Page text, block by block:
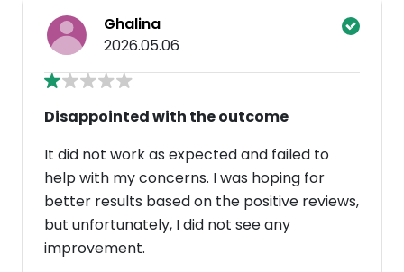
Ghalina
2026.05.06
Disappointed with the outcome
It did not work as expected and failed to
help with my concerns. I was hoping for
better results based on the positive reviews,
but unfortunately, I did not see any
improvement.